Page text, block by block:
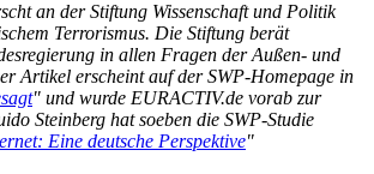
an der Stiftung Wissenschaft und Politik
Terrorismus. Die Stiftung berät
in allen Fragen der Außen- und
Artikel erscheint auf der SWP-Homepage in
" und wurde EURACTIV.de vorab zur
Steinberg hat soeben die SWP-Studie
Eine deutsche Perspektive"